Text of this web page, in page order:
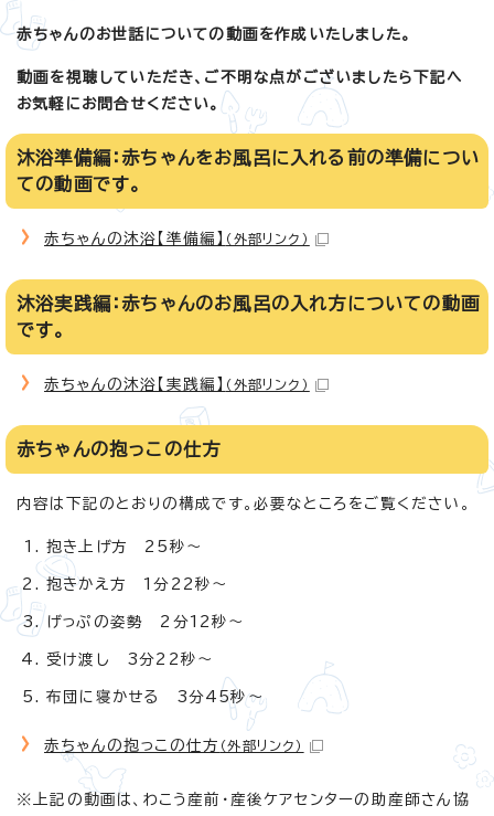
赤ちゃんのお世話についての動画を作成いたしました。
動画を視聴していただき、ご不明な点がございましたら下記へ
お気軽にお問合せください。
沐浴準備編：赤ちゃんをお風呂に入れる前の準備につい
ての動画です。
赤ちゃんの沐浴【準備編】 （外部リンク）
沐浴実践編：赤ちゃんのお風呂の入れ方についての動画
です。
赤ちゃんの沐浴【実践編】 （外部リンク）
赤ちゃんの抱っこの仕方
内容は下記のとおりの構成です。必要なところをご覧ください。
抱き上げ方 25秒～
抱きかえ方 1分22秒～
げっぷの姿勢 2分12秒～
受け渡し 3分22秒～
布団に寝かせる 3分45秒～
赤ちゃんの抱っこの仕方 （外部リンク）
※上記の動画は、わこう産前・産後ケアセンターの助産師さん協